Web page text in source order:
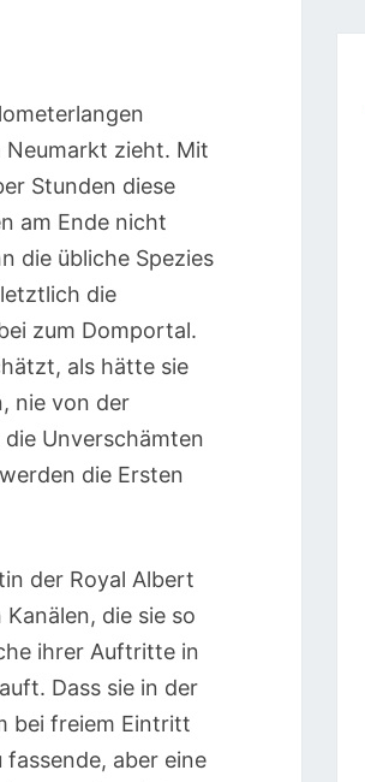
Neumarkt zieht. Mit
Stunden diese
am Ende nicht
die übliche Spezies
die
zum Domportal.
als hätte sie
nie von der
Unverschämten
die Ersten
der Royal Albert
die sie so
ihrer Auftritte in
Dass sie in der
bei freiem Eintritt
aber eine